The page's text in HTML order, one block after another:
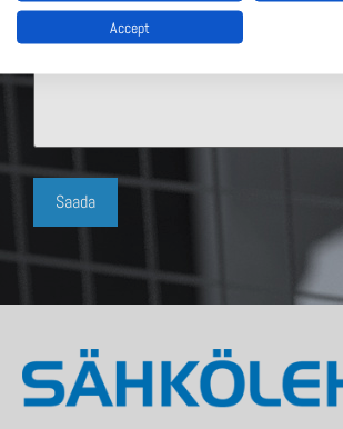
Accept